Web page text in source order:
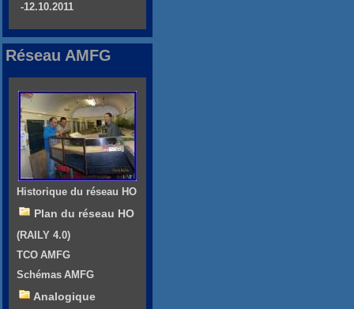
-12.10.2011
Réseau AMFG
Historique du réseau HO
Plan du réseau HO
(RAILY 4.0)
TCO AMFG
Schémas AMFG
Analogique